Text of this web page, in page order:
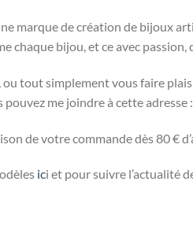
marque de création de bijoux
chaque bijou, et ce avec passion,
ou tout simplement vous faire
me joindre à cette adresse :
de votre commande dès 80 €
ici et pour suivre l’actualité